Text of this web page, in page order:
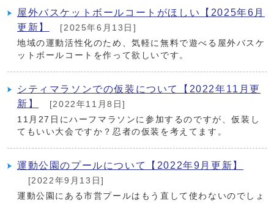
屋外バスケットボールコートがほしい【2025年6月
更新】
[2025年6月13日]
地域の運動活性化のため、気軽に無料で遊べる屋外バスケ
ットボールコートを作って欲しいです。
シティマラソンでの仮装について【2022年11月更
新】
[2022年11月8日]
11月27日にハーフマラソンに参加するのですが、仮装し
てもいい大会ですか？忍者の仮装を考えてます。
運動公園のプールについて【2022年9月更新】
[2022年9月13日]
運動公園にある市営プールはもう直して使わないのでしょ